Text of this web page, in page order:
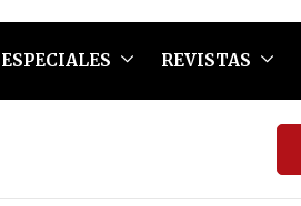
ESPECIALES REVISTAS